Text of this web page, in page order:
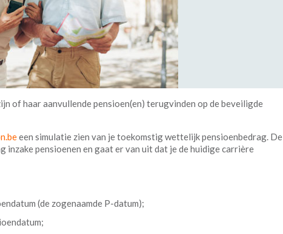
of haar aanvullende pensioen(en) terugvinden op de beveiligde
een simulatie zien van je toekomstig wettelijk pensioenbedrag. De
pensioenen en gaat er van uit dat je de huidige carrière
(de zogenaamde P-datum);